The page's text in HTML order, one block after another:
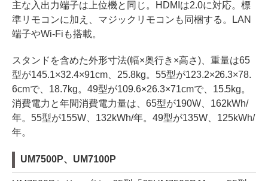
主な入出力端子は上位機と同じ。HDMIは2.0に対応。標
準リモコンに加え、マジックリモコンも同梱する。LAN
端子やWi-Fiも搭載。
スタンドを含めた外形寸法(幅×奥行き×高さ)、重量は65
型が145.1×32.4×91cm、25.8kg。55型が123.2×26.3×78.
6cmで、18.7kg。49型が109.6×26.3×71cmで、15.5kg。
消費電力と年間消費電力量は、65型が190W、162kWh/
年。55型が155W、132kWh/年。49型が135W、125kWh/
年。
UM7500P、UM7100P